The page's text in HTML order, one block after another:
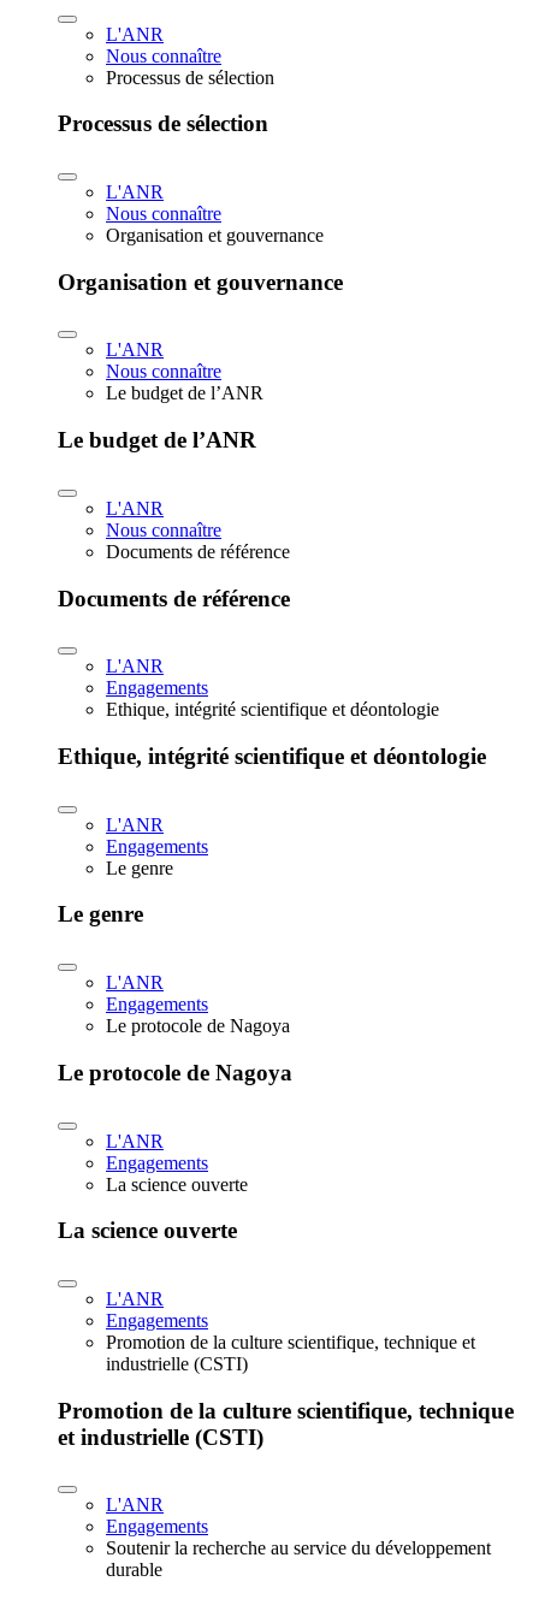
L'ANR
Nous connaître
Processus de sélection
Processus de sélection
L'ANR
Nous connaître
Organisation et gouvernance
Organisation et gouvernance
L'ANR
Nous connaître
Le budget de l’ANR
Le budget de l’ANR
L'ANR
Nous connaître
Documents de référence
Documents de référence
L'ANR
Engagements
Ethique, intégrité scientifique et déontologie
Ethique, intégrité scientifique et déontologie
L'ANR
Engagements
Le genre
Le genre
L'ANR
Engagements
Le protocole de Nagoya
Le protocole de Nagoya
L'ANR
Engagements
La science ouverte
La science ouverte
L'ANR
Engagements
Promotion de la culture scientifique, technique et
industrielle (CSTI)
Promotion de la culture scientifique, technique
et industrielle (CSTI)
L'ANR
Engagements
Soutenir la recherche au service du développement
durable